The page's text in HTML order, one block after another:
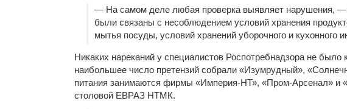
— На самом деле любая проверка выявляет нарушения,
были связаны с несоблюдением условий хранения
мытья посуды, условий хранений уборочного и кухонного
Никаких нареканий у специалистов Роспотребнадзора не
наибольшее число претензий собрали «Изумрудный»,
питания занимаются фирмы «Империя-НТ», «Пром-Арсенал» и
столовой ЕВРАЗ НТМК.